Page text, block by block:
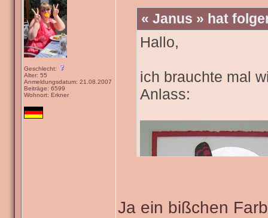
Geschlecht:
Alter: 55
Anmeldungsdatum: 21.08.2007
Beiträge: 6599
Wohnort: Erkner
« Janus » hat
Hallo,
ich brauchte mal
Anlass:
Ja ein bißchen